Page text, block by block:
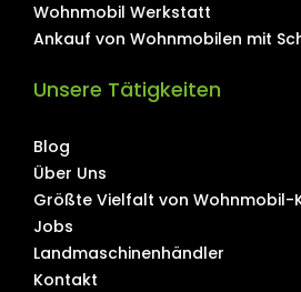
Wohnmobil Werkstatt
Ankauf von Wohnmobilen mit
Unsere Tätigkeiten
Blog
Über Uns
Größte Vielfalt von Wohnmobil-
Jobs
Landmaschinenhändler
Kontakt